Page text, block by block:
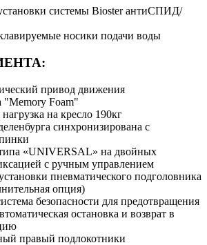
системы Bioster антиСПИД/
носики подачи воды
привод движения
"Memory Foam"
на кресло 190кг
синхронизирована с
«UNIVERSAL» на двойных
с ручным управлением
пневматического подголовника
опция)
безопасности для предотвращения
остановка и возврат в
правый подлокотники